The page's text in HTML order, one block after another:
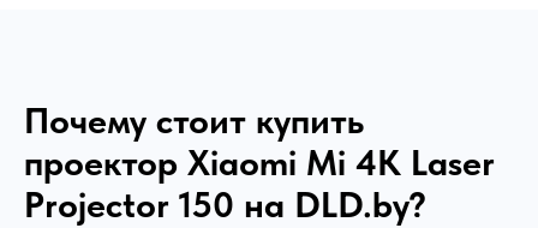
Почему стоит купить
проектор Xiaomi Mi 4K Laser
Projector 150 на DLD.by?